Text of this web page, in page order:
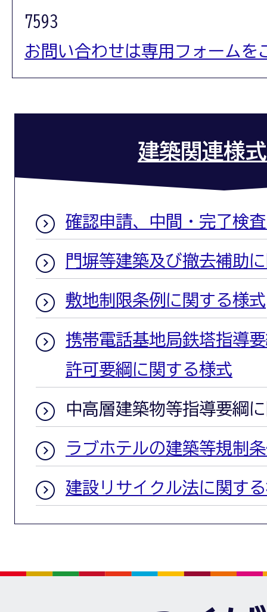
7593
お問い合わせは専用フォームを
建築関連様
確認申請、中間・完了検
門塀等建築及び撤去補助
敷地制限条例に関する様式
携帯電話基地局鉄塔指導
許可要綱に関する様式
中高層建築物等指導要綱
ラブホテルの建築等規制
建設リサイクル法に関す